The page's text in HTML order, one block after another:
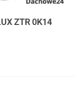
ZTR 0K14